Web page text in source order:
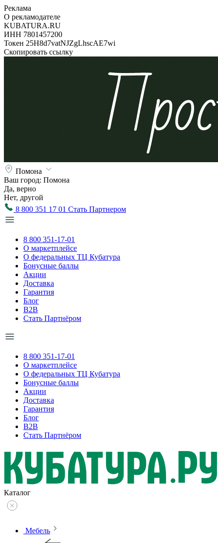
Реклама
О рекламодателе
KUBATURA.RU
ИНН 7801457200
Токен 25H8d7vatNJZgLhscAE7wi
Скопировать ссылку
Помона
Ваш город: Помона
Да, верно
Нет, другой
8 800 351 17 01 Стать Партнером
8 800 351-17-01
О маркетплейсе
О федеральных ТЦ Кубатура
Бонусные баллы
Акции
Доставка
Гарантия
Блог
B2B
Стать Партнёром
8 800 351-17-01
О маркетплейсе
О федеральных ТЦ Кубатура
Бонусные баллы
Акции
Доставка
Гарантия
Блог
B2B
Стать Партнёром
Каталог
Мебель